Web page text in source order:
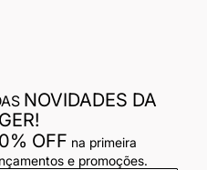
NOVIDADES DA
OFF na primeira
e promoções.